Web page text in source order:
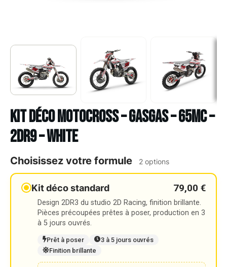
Kit déco Motocross – GASGAS – 65MC –
2DR9 – WHITE
Choisissez votre formule 2 options
Kit déco standard 79,00 €
Design 2DR3 du studio 2D Racing, finition brillante.
Pièces précoupées prêtes à poser, production en 3
à 5 jours ouvrés.
Prêt à poser
3 à 5 jours ouvrés
Finition brillante